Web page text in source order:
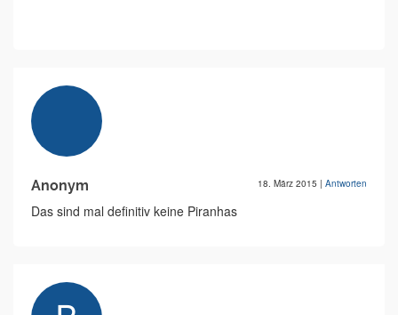
Anonym 18. März 2015 | Antworten
Das sind mal definitiv keine Piranhas